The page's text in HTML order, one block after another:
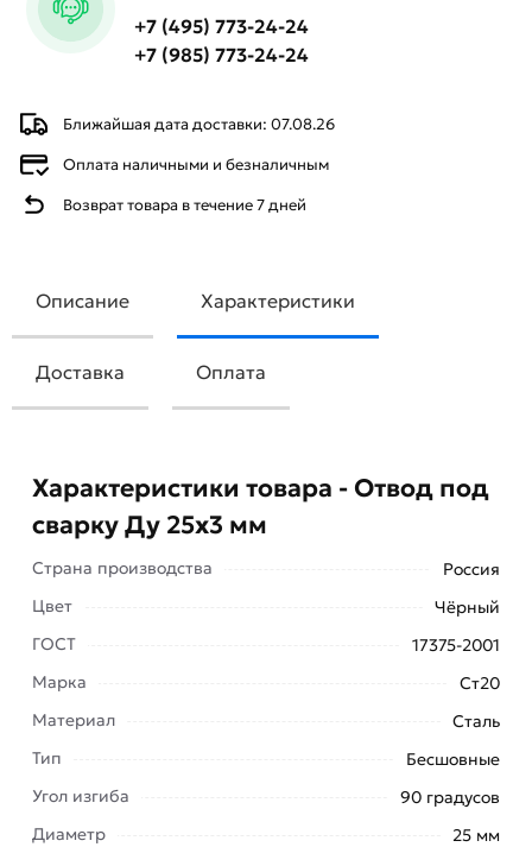
Ближайшая дата доставки: 07.08.26
Оплата наличными и безналичным
Возврат товара в течение 7 дней
+7 (495) 773-24-24
+7 (985) 773-24-24
Описание Характеристики
Доставка Оплата
Отвод стальной черный 25 мм под сварку (под
Характеристики товара - Отвод под
сварку Ду 25х3 мм
Страна производства
Россия
Цвет
Чёрный
ГОСТ
17375-2001
Марка
Ст20
Материал
Сталь
Тип
Бесшовные
Угол изгиба
90 градусов
Диаметр
25 мм